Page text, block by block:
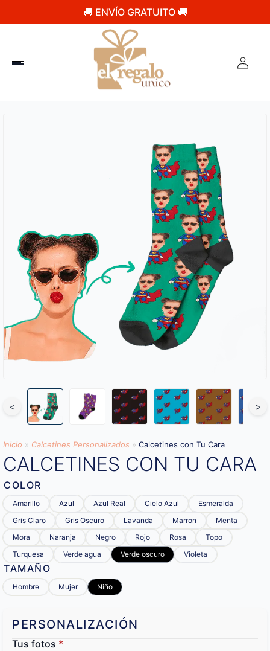
🚚 ENVÍO GRATUITO 🚚
< >
Inicio » Calcetines Personalizados » Calcetines con Tu Cara
CALCETINES CON TU CARA
COLOR
Amarillo Azul Azul Real Cielo Azul
Esmeralda
Gris Claro
Gris Oscuro Lavanda Marron
Menta
Mora
Naranja Negro Rojo Rosa
Topo
Turquesa
Verde agua Verde oscuro Violeta
TAMAÑO
Hombre Mujer Niño
PERSONALIZACIÓN
Tus fotos *